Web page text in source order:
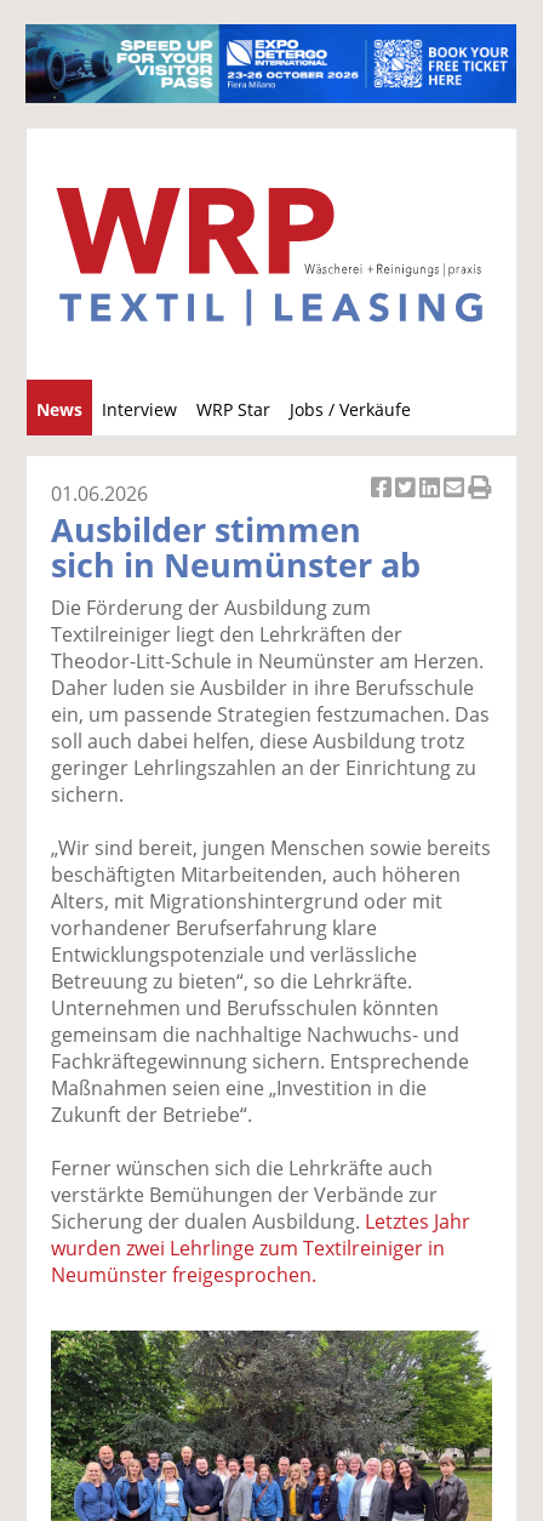
News Interview WRP Star Jobs / Verkäufe
u
c
k
a
uf
F
ac
e
b
o
te
il
e
n
k
wi
tt
er
n
k
uf
Li
n
k
e
di
te
il
e
n
E
m
ai
l
v
n
d
ck
e
n
01.06.2026
Ausbilder stimmen
sich in Neumünster ab
Die Förderung der Ausbildung zum
Textilreiniger liegt den Lehrkräften der
Theodor-Litt-Schule in Neumünster am Herzen.
Daher luden sie Ausbilder in ihre Berufsschule
ein, um passende Strategien festzumachen. Das
soll auch dabei helfen, diese Ausbildung trotz
geringer Lehrlingszahlen an der Einrichtung zu
sichern.
„Wir sind bereit, jungen Menschen sowie bereits
beschäftigten Mitarbeitenden, auch höheren
Alters, mit Migrationshintergrund oder mit
vorhandener Berufserfahrung klare
Entwicklungspotenziale und verlässliche
Betreuung zu bieten“, so die Lehrkräfte.
Unternehmen und Berufsschulen könnten
gemeinsam die nachhaltige Nachwuchs- und
Fachkräftegewinnung sichern. Entsprechende
Maßnahmen seien eine „Investition in die
Zukunft der Betriebe“.
Ferner wünschen sich die Lehrkräfte auch
verstärkte Bemühungen der Verbände zur
Sicherung der dualen Ausbildung. Letztes Jahr
wurden zwei Lehrlinge zum Textilreiniger in
Neumünster freigesprochen.